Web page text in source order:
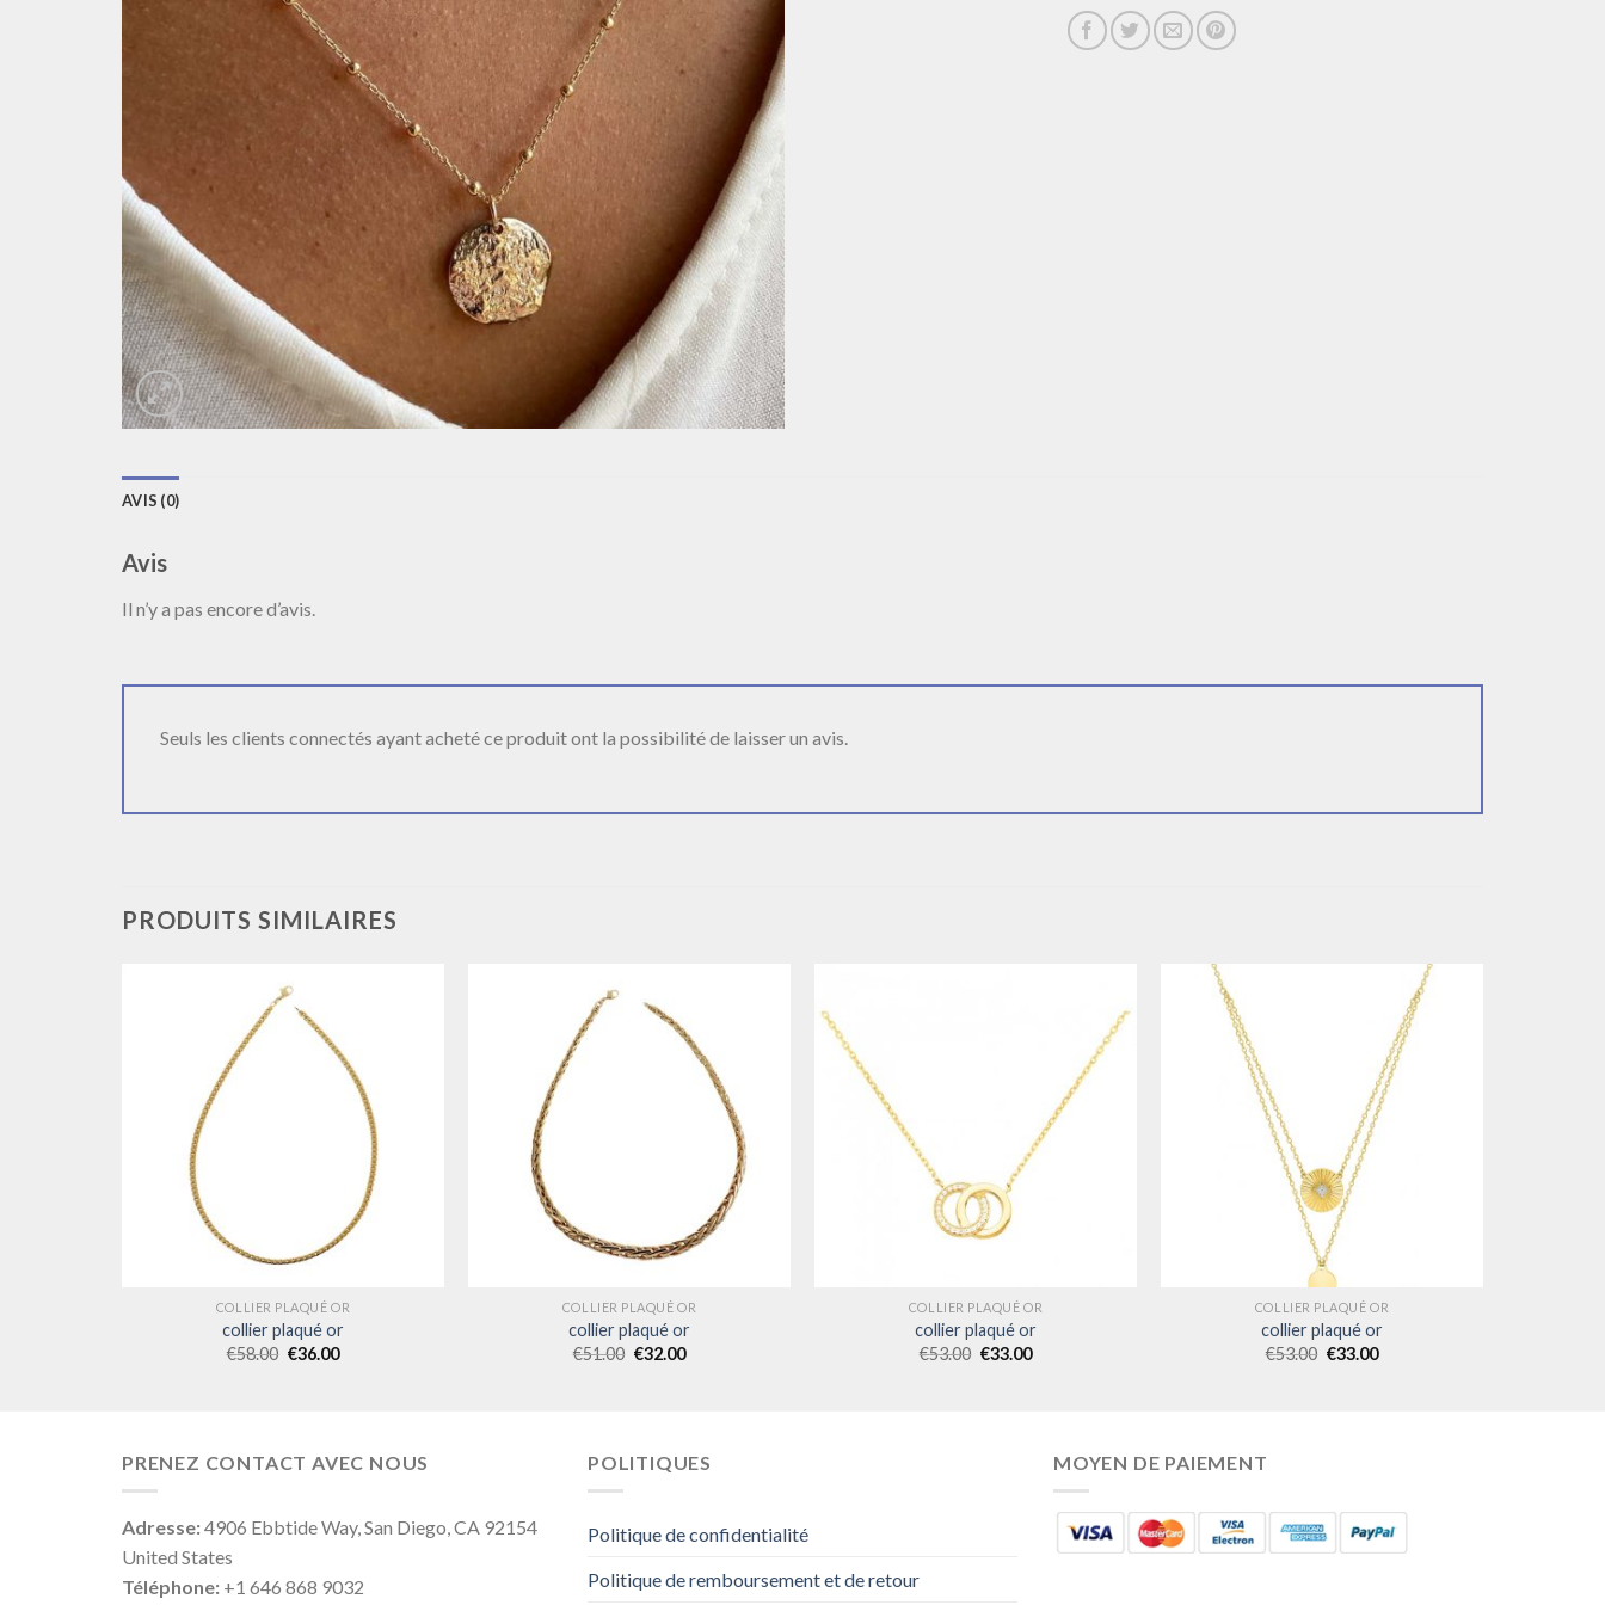
AVIS (0)
Avis
Il n’y a pas encore d’avis.
Seuls les clients connectés ayant acheté ce produit ont la possibilité de laisser un avis.
PRODUITS SIMILAIRES
COLLIER PLAQUÉ OR
collier plaqué or
€58.00 €36.00
COLLIER PLAQUÉ OR
collier plaqué or
€51.00 €32.00
COLLIER PLAQUÉ OR
collier plaqué or
€53.00 €33.00
COLLIER PLAQUÉ OR
collier plaqué or
€53.00 €33.00
PRENEZ CONTACT AVEC NOUS
Adresse:4906 Ebbtide Way, San Diego, CA 92154
United States
Téléphone: +1 646 868 9032
POLITIQUES
Politique de confidentialité
Politique de remboursement et de retour
MOYEN DE PAIEMENT